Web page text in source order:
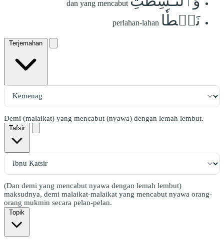
dan yang mencabut
نَشۡطٗا perlahan-lahan
Terjemahan
Demi (malaikat) yang mencabut (nyawa) dengan lemah lembut.
Tafsir
(Dan demi yang mencabut nyawa dengan lemah lembut)
maksudnya, demi malaikat-malaikat yang mencabut nyawa orang-
orang mukmin secara pelan-pelan.
Topik